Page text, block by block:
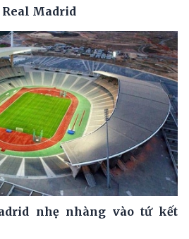
Madrid
nhẹ nhàng vào tứ kết